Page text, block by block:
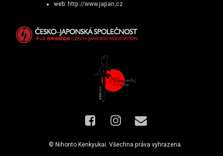
web: http://www.japan.cz
Facebook
Instagram
E-mail
© Nihonto Kenkyukai. Všechna práva vyhrazena.